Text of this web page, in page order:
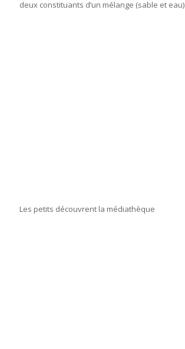
deux constituants d’un mélange (sable et eau)
Les petits découvrent la médiathèque